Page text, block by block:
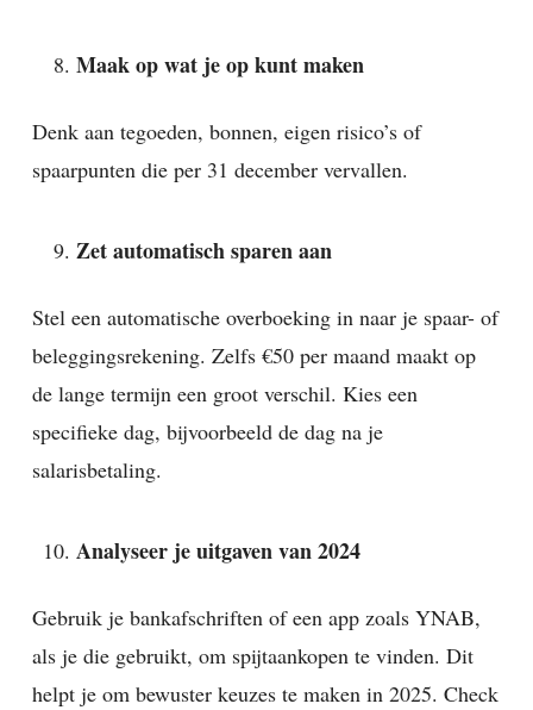
Maak op wat je op kunt maken
Denk aan tegoeden, bonnen, eigen risico’s of
spaarpunten die per 31 december vervallen.
Zet automatisch sparen aan
Stel een automatische overboeking in naar je spaar- of
beleggingsrekening. Zelfs €50 per maand maakt op
de lange termijn een groot verschil. Kies een
specifieke dag, bijvoorbeeld de dag na je
salarisbetaling.
Analyseer je uitgaven van 2024
Gebruik je bankafschriften of een app zoals YNAB,
als je die gebruikt, om spijtaankopen te vinden. Dit
helpt je om bewuster keuzes te maken in 2025. Check